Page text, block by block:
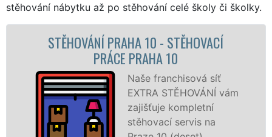
stěhování nábytku až po stěhování celé školy či školky.
síť
vám
STĚHOVACÍ SLUŽBA
STĚHOVACÍ FIRMA